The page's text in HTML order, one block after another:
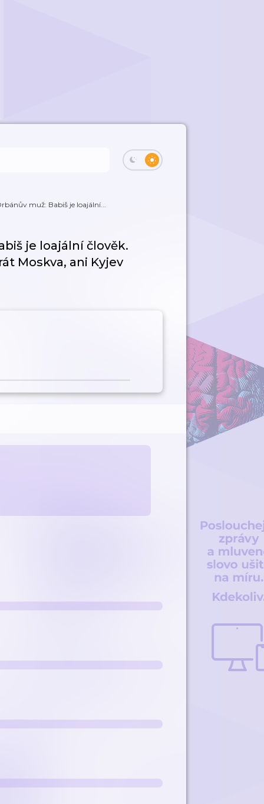
muž: Babiš je loajální...
je loajální člověk.
Moskva, ani Kyjev